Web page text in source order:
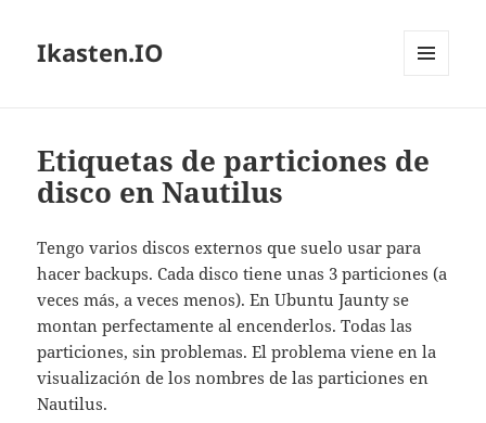
Ikasten.IO
Etiquetas de particiones de
disco en Nautilus
Tengo varios discos externos que suelo usar para
hacer backups. Cada disco tiene unas 3 particiones (a
veces más, a veces menos). En Ubuntu Jaunty se
montan perfectamente al encenderlos. Todas las
particiones, sin problemas. El problema viene en la
visualización de los nombres de las particiones en
Nautilus.